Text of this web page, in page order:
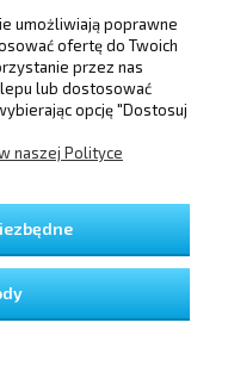
umożliwiają poprawne
ofertę do Twoich
przez nas
lub dostosować
opcję "Dostosuj
naszej Polityce